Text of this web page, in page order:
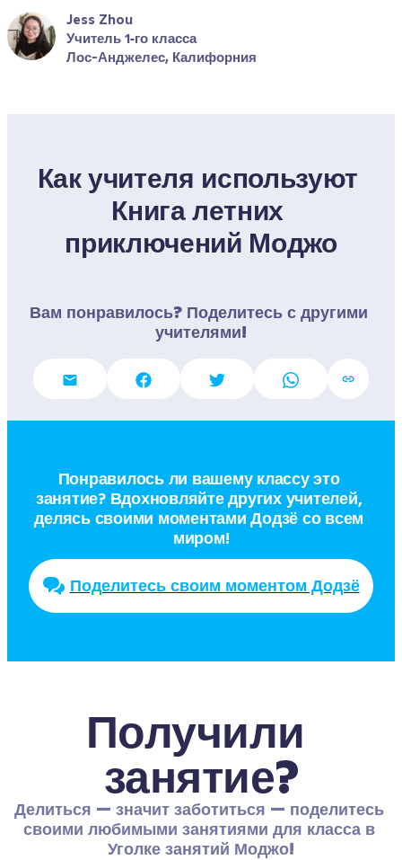
Jess Zhou
Учитель 1‑го класса
Лос-Анджелес, Калифорния
Как учителя используют
Книга летних
приключений Моджо
Вам понравилось? Поделитесь с другими
учителями!
Понравилось ли вашему классу это
занятие? Вдохновляйте других учителей,
делясь своими моментами Додзё со всем
миром!
Поделитесь своим моментом Додзё
Получили
занятие?
Делиться — значит заботиться — поделитесь
своими любимыми занятиями для класса в
Уголке занятий Моджо!